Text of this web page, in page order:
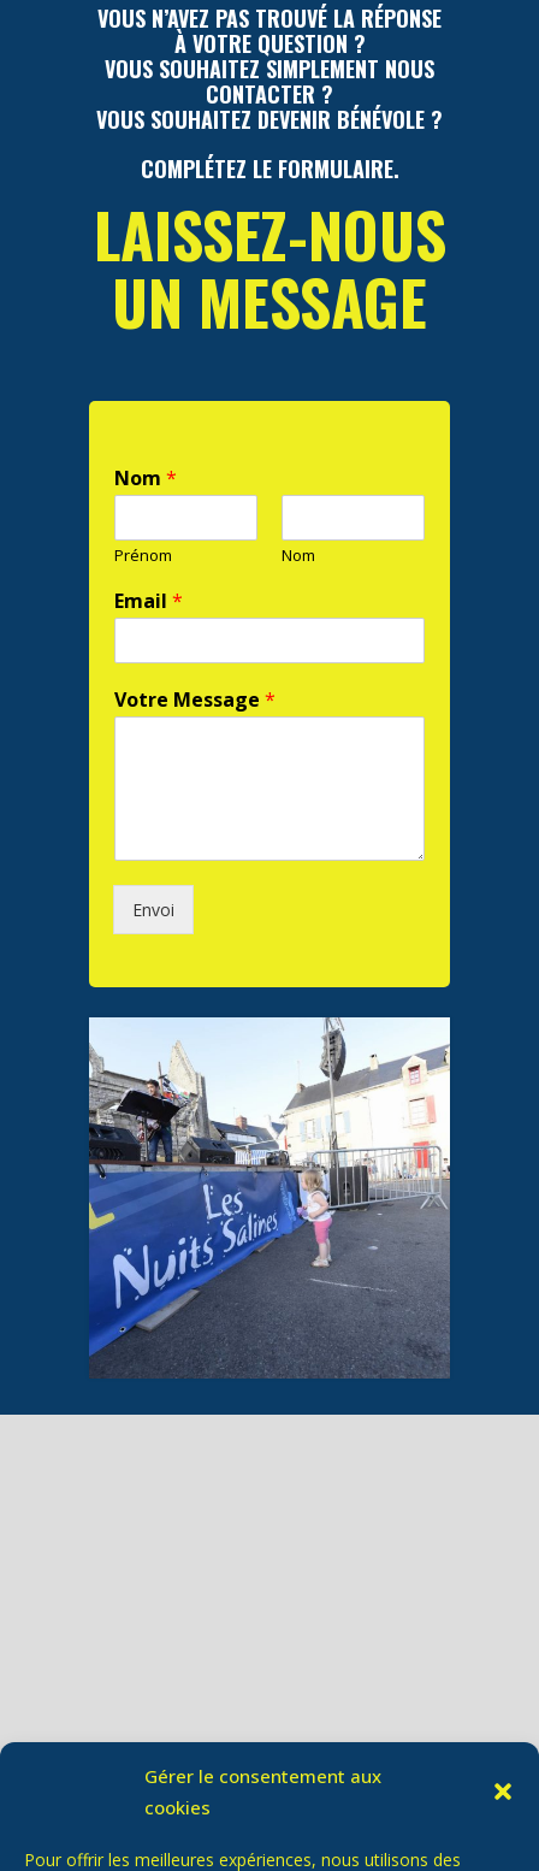
Gérer le consentement aux
cookies
Pour offrir les meilleures expériences, nous utilisons des
VOUS N’AVEZ PAS TROUVÉ LA RÉPONSE
À VOTRE QUESTION ?
VOUS SOUHAITEZ SIMPLEMENT NOUS
CONTACTER ?
VOUS SOUHAITEZ DEVENIR BÉNÉVOLE ?
COMPLÉTEZ LE FORMULAIRE.
LAISSEZ-NOUS
UN MESSAGE
Nom *
Prénom Nom
Email *
Votre Message *
Envoi